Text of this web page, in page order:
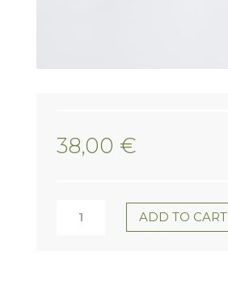
38,00 €
BrighteningADD TO CART